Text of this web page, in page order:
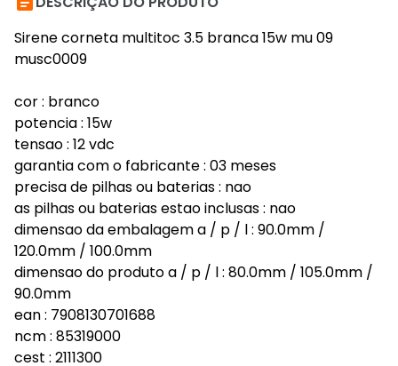
Sirene corneta multitoc 3.5 branca 15w mu 09
musc0009
cor : branco
potencia : 15w
tensao : 12 vdc
garantia com o fabricante : 03 meses
precisa de pilhas ou baterias : nao
as pilhas ou baterias estao inclusas : nao
dimensao da embalagem a / p / l : 90.0mm /
120.0mm / 100.0mm
dimensao do produto a / p / l : 80.0mm / 105.0mm /
90.0mm
ean : 7908130701688
ncm : 85319000
cest : 2111300